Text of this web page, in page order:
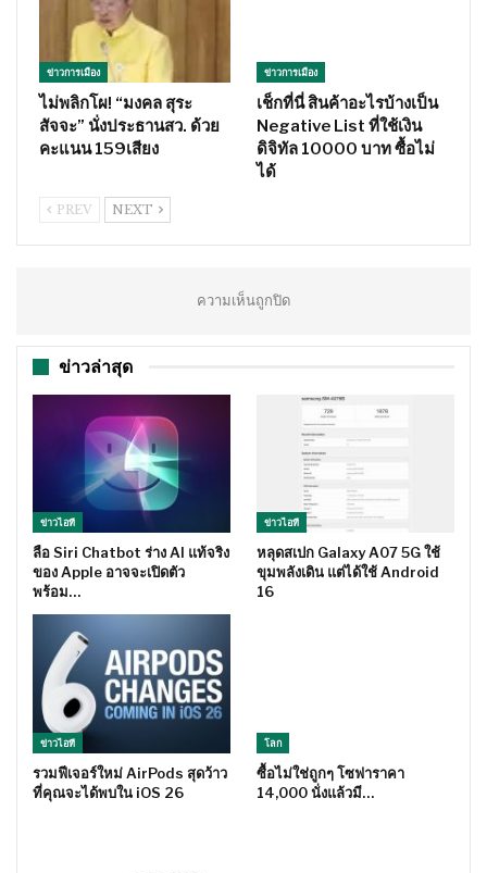
ข่าวการเมือง
ไม่พลิกโผ! “มงคล สุระ
สัจจะ” นั่งประธานสว. ด้วย
คะแนน 159เสียง
ข่าวการเมือง
เช็กที่นี่ สินค้าอะไรบ้างเป็น
Negative List ที่ใช้เงิน
ดิจิทัล 10000 บาท ซื้อไม่
ได้
PREV NEXT
ความเห็นถูกปิด
ข่าวล่าสุด
ข่าวไอที
ลือ Siri Chatbot ร่าง AI แท้จริง
ของ Apple อาจจะเปิดตัว
พร้อม…
ข่าวไอที
หลุดสเปก Galaxy A07 5G ใช้
ขุมพลังเดิน แต่ได้ใช้ Android
16
ข่าวไอที
รวมฟีเจอร์ใหม่ AirPods สุดว้าว
ที่คุณจะได้พบใน iOS 26
โลก
ซื้อไม่ใช่ถูกๆ โซฟาราคา
14,000 นั่งแล้วมี…